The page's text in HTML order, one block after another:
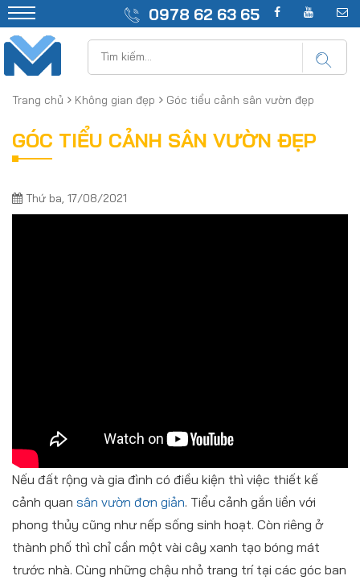
0978 62 63 65
Trang chủ Không gian đẹp Góc tiểu cảnh sân vườn đẹp
GÓC TIỂU CẢNH SÂN VƯỜN ĐẸP
Thứ ba, 17/08/2021
Nếu đất rộng và gia đình có điều kiện thì việc thiết kế
cảnh quan sân vườn đơn giản. Tiểu cảnh gắn liền với
phong thủy cũng như nếp sống sinh hoạt. Còn riêng ở
thành phố thì chỉ cần một vài cây xanh tạo bóng mát
trước nhà. Cùng những chậu nhỏ trang trí tại các góc ban